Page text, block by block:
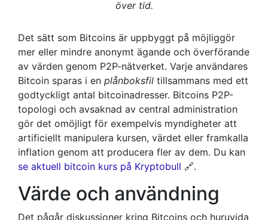
över tid.
Det sätt som Bitcoins är uppbyggt på möjliggör
mer eller mindre anonymt ägande och överförande
av värden genom P2P-nätverket. Varje användares
Bitcoin sparas i en plånboksfil tillsammans med ett
godtyckligt antal bitcoinadresser. Bitcoins P2P-
topologi och avsaknad av central administration
gör det omöjligt för exempelvis myndigheter att
artificiellt manipulera kursen, värdet eller framkalla
inflation genom att producera fler av dem. Du kan
se aktuell bitcoin kurs på Kryptobull 🔗.
Värde och användning
Det pågår diskussioner kring Bitcoins och huruvida